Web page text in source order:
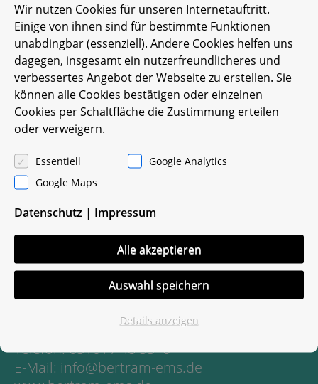
Entsorgung mit System
Martin Bertram e.K.
Bomlitzer Str. 28, 29664 Walsrode
Telefon: 05161 / 48 55 -0
E-Mail: info@bertram-ems.de
Wir nutzen Cookies für unseren Internetauftritt.
Einige von ihnen sind für bestimmte Funktionen
unabdingbar (essenziell). Andere Cookies helfen uns
dagegen, insgesamt ein nutzerfreundlicheres und
verbessertes Angebot der Webseite zu erstellen. Sie
können alle Cookies bestätigen oder einzelnen
Cookies per Schaltfläche die Zustimmung erteilen
oder verweigern.
Essentiell
Google Analytics
Google Maps
Datenschutz | Impressum
Alle akzeptieren
Auswahl speichern
Details anzeigen